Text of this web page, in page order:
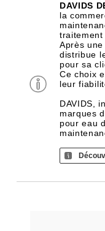
DAVIDS
la
traitement
Après
distribue
pour sa
Ce choix
leur
DAVIDS,
marques
pour eau